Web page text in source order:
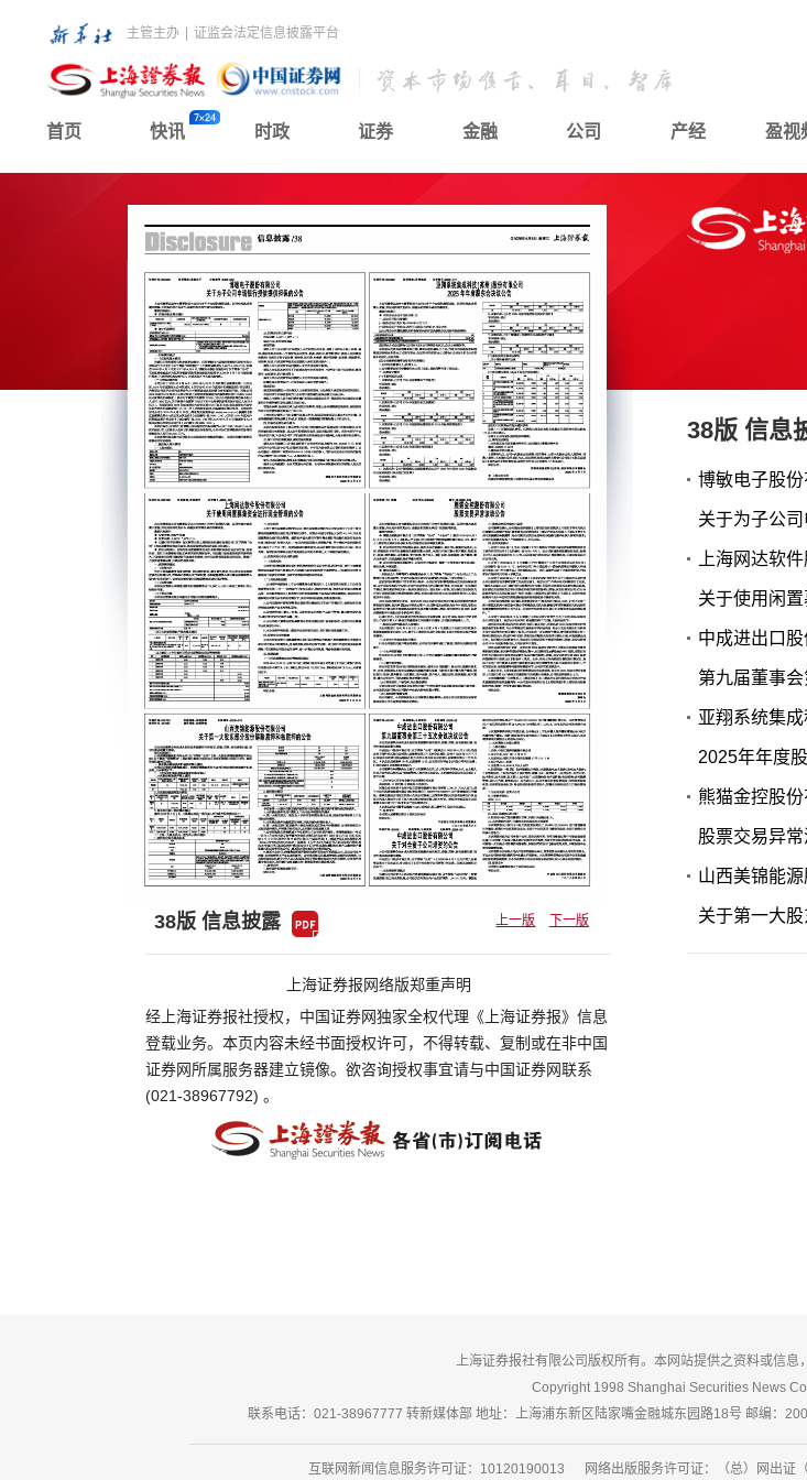
主管主办 证监会法定信息披露平台
首页 快讯 时政 证券 金融 公司 产经 盈视
38版 信息披露 上一版 下一版
上海证券报网络版郑重声明
经上海证券报社授权，中国证券网独家全权代理《上海证券报》信息
登载业务。本页内容未经书面授权许可，不得转载、复制或在非中国
证券网所属服务器建立镜像。欲咨询授权事宜请与中国证券网联系
(021-38967792) 。
38版 信息
博敏电子股份
关于为子公
上海网达软
关于使用闲
中成进出口
第九届董事
亚翔系统集
2025年年度
熊猫金控股份
股票交易异
山西美锦能
关于第一大
上海证券报社有限公司版权所有。本网站提供之资料或信息
Copyright 1998 Shanghai Securities News
联系电话：021-38967777 转新媒体部 地址：上海浦东新区陆家嘴金融城东园路18号 邮编：
互联网新闻信息服务许可证：10120190013 网络出版服务许可证：（总）网出